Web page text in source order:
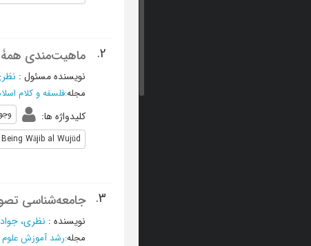
2. ماهیت‌مندی
نویسنده مسئول :
مجله:فلسفه و کلام
کلیدواژه ها:
Wājib al Wujūd
3. جامعه‌شناسی
نویسنده : نظری، جواد
مجله:رشد آموزش علوم